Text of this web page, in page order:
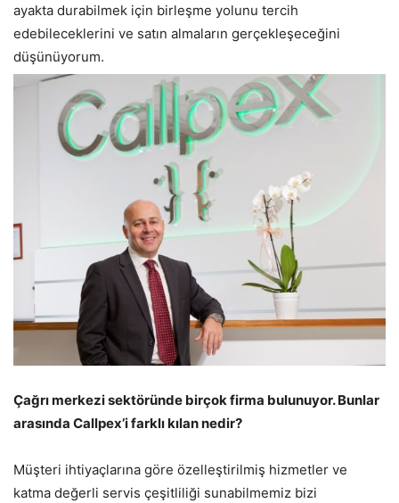
ayakta durabilmek için birleşme yolunu tercih
edebileceklerini ve satın almaların gerçekleşeceğini
düşünüyorum.
Çağrı merkezi sektöründe birçok firma bulunuyor. Bunlar
arasında Callpex’i farklı kılan nedir?
Müşteri ihtiyaçlarına göre özelleştirilmiş hizmetler ve
katma değerli servis çeşitliliği sunabilmemiz bizi